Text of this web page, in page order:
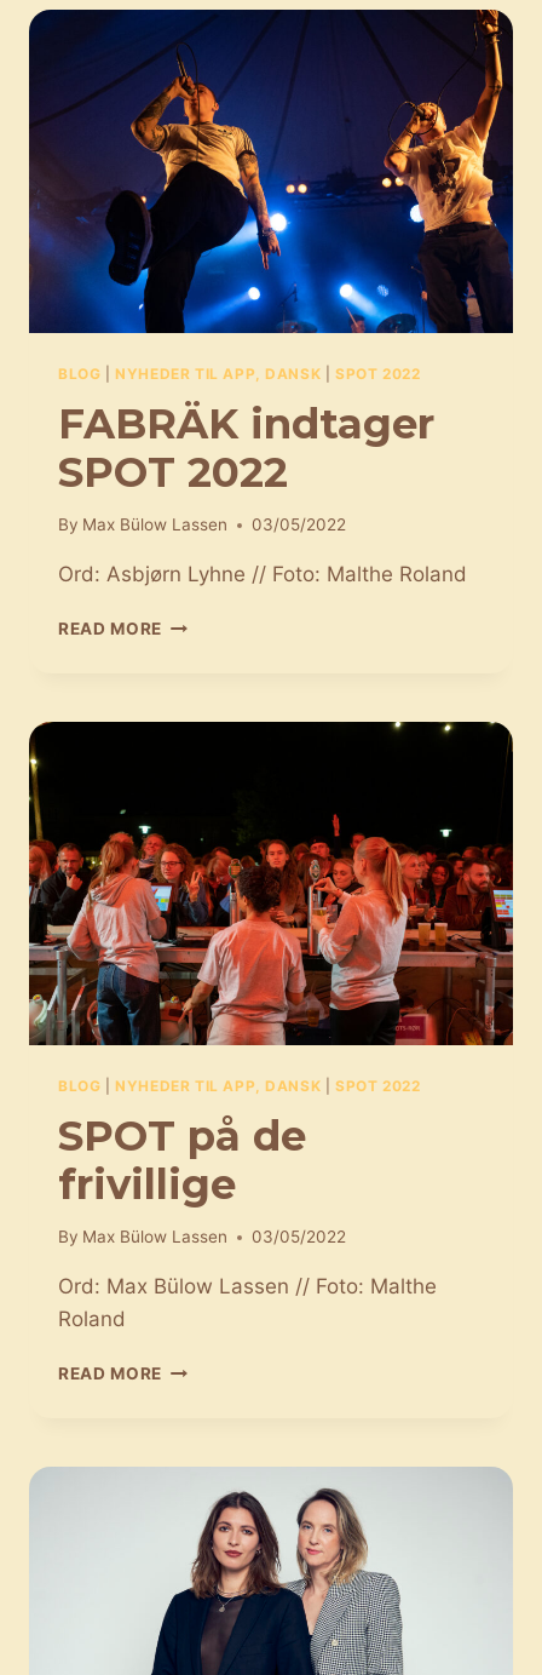
BLOG |NYHEDER TIL APP, DANSK |SPOT 2022
FABRÄK indtager
SPOT 2022
By Max Bülow Lassen 03/05/2022
Ord: Asbjørn Lyhne // Foto: Malthe Roland
READ MORE FABRÄK
BLOG |NYHEDER TIL APP, DANSK |SPOT 2022
SPOT på de
frivillige
By Max Bülow Lassen 03/05/2022
Ord: Max Bülow Lassen // Foto: Malthe
Roland
READ MORE SPOT